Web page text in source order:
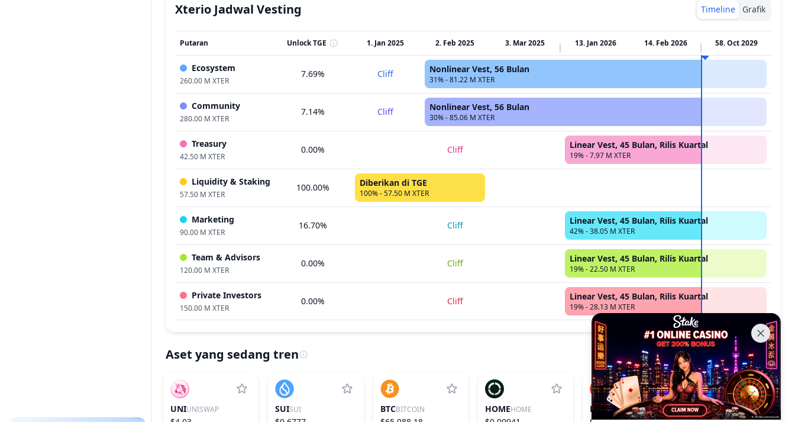
Xterio Jadwal Vesting Timeline Grafik
Putaran Unlock TGE 1. Jan 2025 2. Feb 2025 3. Mar 2025 13. Jan 2026 14. Feb 2026 58. Oct 2029
Ecosystem
260.00 M XTER
7.69% Cliff Nonlinear Vest, 56 Bulan
31% - 81.22 M XTER
Community
280.00 M XTER
7.14% Cliff Nonlinear Vest, 56 Bulan
30% - 85.06 M XTER
Treasury
42.50 M XTER
0.00% Cliff Linear Vest, 45 Bulan, Rilis Kuartal
19% - 7.97 M XTER
Liquidity & Staking
57.50 M XTER
100.00% Diberikan di TGE
100% - 57.50 M XTER
Marketing
90.00 M XTER
16.70% Cliff Linear Vest, 45 Bulan, Rilis Kuartal
42% - 38.05 M XTER
Team & Advisors
120.00 M XTER
0.00% Cliff Linear Vest, 45 Bulan, Rilis Kuartal
19% - 22.50 M XTER
Private Investors
150.00 M XTER
0.00% Cliff Linear Vest, 45 Bulan, Rilis Kuartal
19% - 28.13 M XTER
Aset yang sedang tren
UNIUNISWAP SUISUI BTCBITCOIN HOMEHOME PLUMEPLUME